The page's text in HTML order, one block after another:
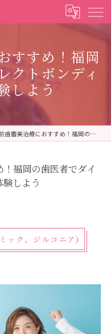
すすめ！福岡
クトボンディ
しよう
審美治療におすすめ！福岡の歯医者でダイレクトボンディングを体験しよう
福岡の歯医者でダイ
しよう
ック、ジルコニア)